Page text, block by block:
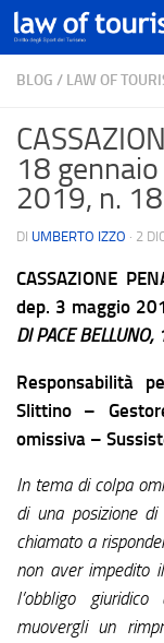
BLOG / LAW OF
18
2019, n.
DI UMBERTO IZZO · 2
CASSAZIONE
dep. 3 maggio
DI PACE
Responsabilità
Slittino –
omissiva –
In tema di colpa
di una posizione
chiamato a
non aver impedito
l’obbligo
muovergli un